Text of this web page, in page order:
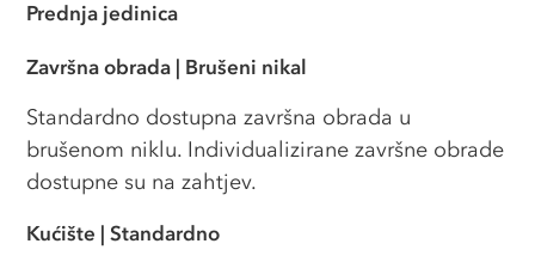
Prednja jedinica
Završna obrada | Brušeni nikal
Standardno dostupna završna obrada u
brušenom niklu. Individualizirane završne obrade
dostupne su na zahtjev.
Kućište |Standardno